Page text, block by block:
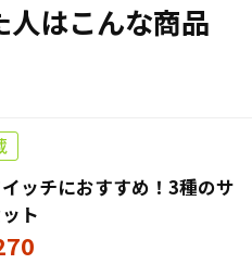
人はこんな商品
ッチにおすすめ！3種のサ
ト